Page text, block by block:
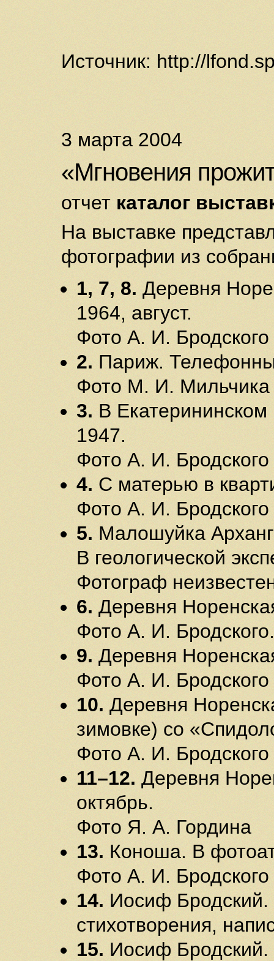
Источник: http://
3 марта 2004
«Мгновения
отчет каталог
На выставке
фотографии из
1, 7, 8. Деревня
1964, август.
Фото А. И. Бродского
2. Париж.
Фото М. И. Мильчика
3. В
1947.
Фото А. И. Бродского
4. С матерью в
Фото А. И. Бродского
5. Малошуйка
В геологической
Фотограф
6. Деревня
Фото А. И. Бродского.
9. Деревня
Фото А. И. Бродского
10. Деревня
зимовке) со
Фото А. И. Бродского
11–12. Деревня
октябрь.
Фото Я. А. Гордина
13. Коноша. В
Фото А. И. Бродского
14. Иосиф Бродский.
стихотворения,
15. Иосиф